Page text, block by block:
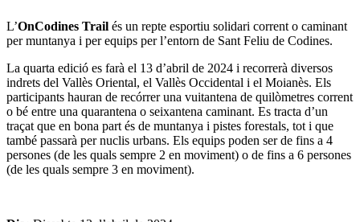
L’OnCodines Trail és un repte esportiu solidari corrent o caminant
per muntanya i per equips per l’entorn de Sant Feliu de Codines.
La quarta edició es farà el 13 d’abril de 2024 i recorrerà diversos
indrets del Vallès Oriental, el Vallès Occidental i el Moianès. Els
participants hauran de recórrer una vuitantena de quilòmetres corrent
o bé entre una quarantena o seixantena caminant. Es tracta d’un
traçat que en bona part és de muntanya i pistes forestals, tot i que
també passarà per nuclis urbans. Els equips poden ser de fins a 4
persones (de les quals sempre 2 en moviment) o de fins a 6 persones
(de les quals sempre 3 en moviment).